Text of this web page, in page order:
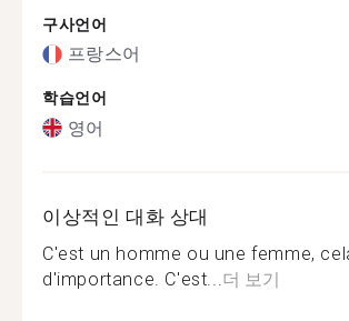
구사언어
프랑스어
학습언어
영어
이상적인 대화 상대
C'est un homme ou une femme,
d'importance. C'est... 더 보기